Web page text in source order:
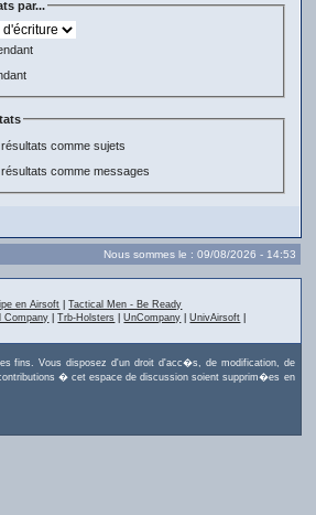
par...
comme sujets
comme messages
Nous sommes le : 09/08/2026 - 14:53
en Airsoft |Tactical Men - Be Ready
Company |Trb-Holsters |UnCompany |UnivAirsoft
fins. Vous disposez d'un droit d'acc�s, de modification, de
� cet espace de discussion soient supprim�es en